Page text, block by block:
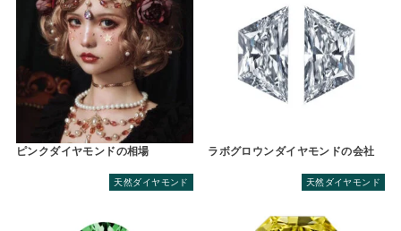
ピンクダイヤモンドの相場 ラボグロウンダイヤモンドの会社
天然ダイヤモンド 天然ダイヤモンド